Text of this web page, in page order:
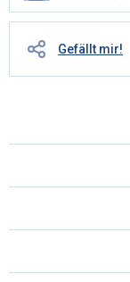
Gefällt mir!